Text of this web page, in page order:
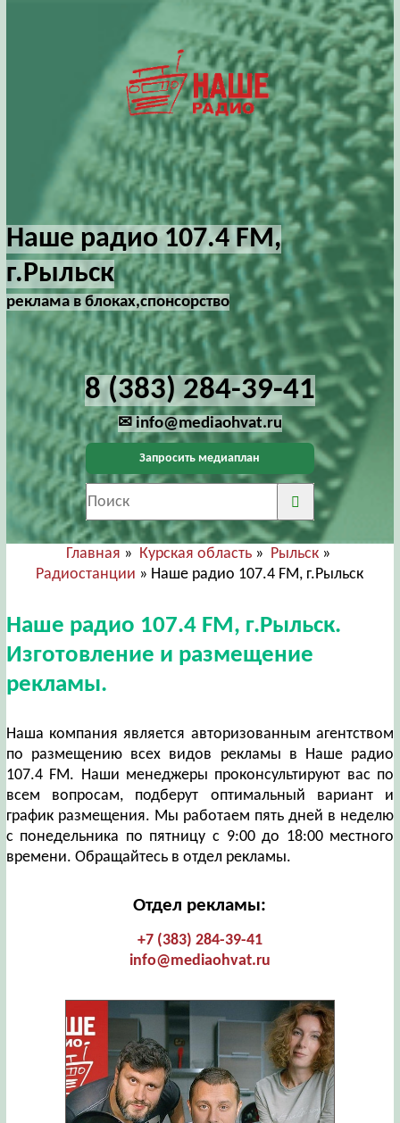
Наше радио 107.4 FM,
г.Рыльск
реклама в блоках,спонсорство
8 (383) 284-39-41
✉ info@mediaohvat.ru
Запросить медиаплан
Главная » Курская область» Рыльск»
Радиостанции » Наше радио 107.4 FM, г.Рыльск
Наше радио 107.4 FM, г.Рыльск.
Изготовление и размещение
рекламы.
Наша компания является авторизованным агентством
по размещению всех видов рекламы в Наше радио
107.4 FM. Наши менеджеры проконсультируют вас по
всем вопросам, подберут оптимальный вариант и
график размещения. Мы работаем пять дней в неделю
с понедельника по пятницу с 9:00 до 18:00 местного
времени. Обращайтесь в отдел рекламы.
Отдел рекламы:
+7 (383) 284-39-41
info@mediaohvat.ru